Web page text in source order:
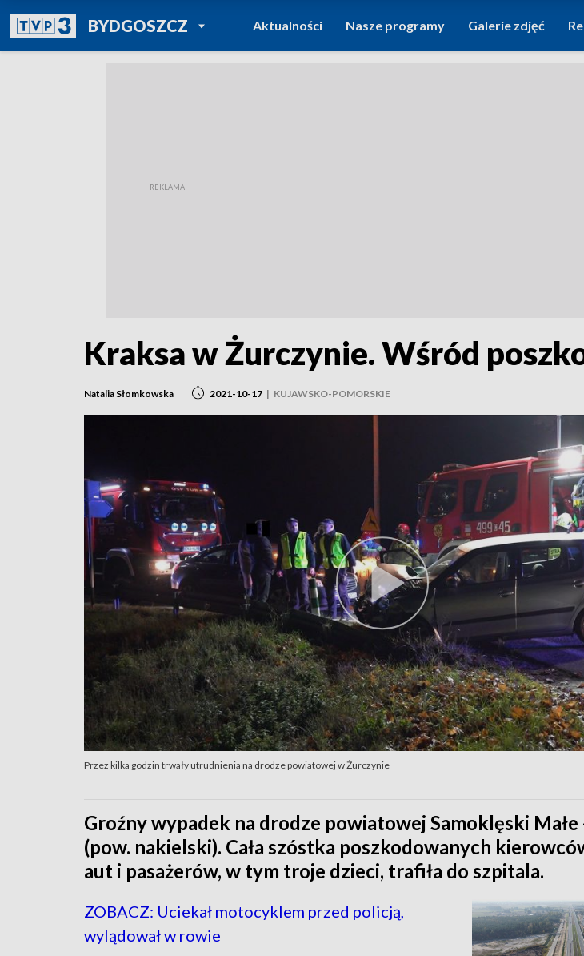
BYDGOSZCZPOWRÓT DO
TVP REGIONY
Aktualności Nasze programy Galerie zdjęć
Kraksa w Żurczynie. Wśród
Natalia Słomkowska 2021-10-17 | KUJAWSKO-POMORSKIE
Przez kilka godzin trwały utrudnienia na drodze powiatowej w Żurczynie
Groźny wypadek na drodze powiatowej Samoklęski Małe
(pow. nakielski). Cała szóstka poszkodowanych
aut i pasażerów, w tym troje dzieci, trafiła do szpitala.
ZOBACZ: Uciekał motocyklem przed policją,
wylądował w rowie